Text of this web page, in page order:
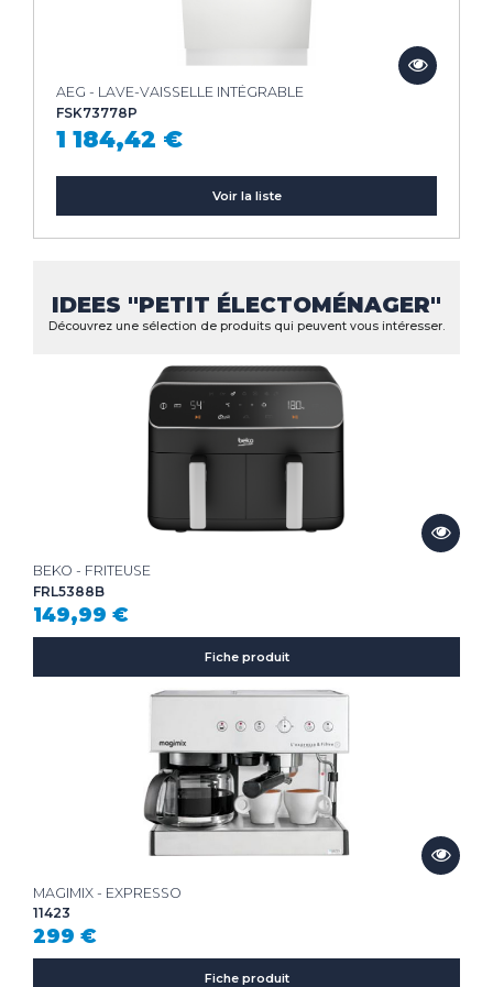
AEG - LAVE-VAISSELLE INTÉGRABLE
FSK73778P
1 184,42 €
Voir la liste
IDEES "PETIT ÉLECTOMÉNAGER"
Découvrez une sélection de produits qui peuvent vous intéresser.
BEKO - FRITEUSE
FRL5388B
149,99 €
Fiche produit
MAGIMIX - EXPRESSO
11423
299 €
Fiche produit